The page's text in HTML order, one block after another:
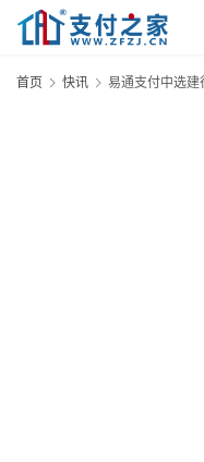
首页 快讯 易通支付中选建